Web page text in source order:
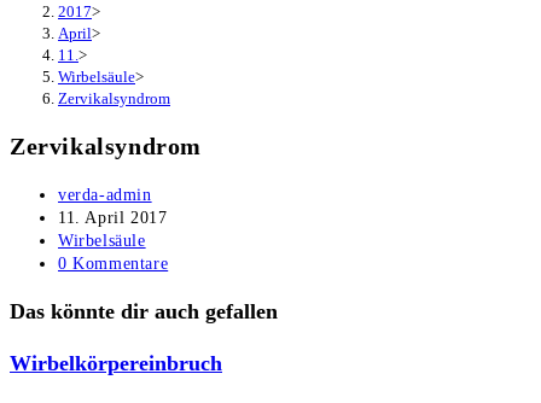
2017>
April>
11. >
Wirbelsäule>
Zervikalsyndrom
Zervikalsyndrom
Beitrags-
Autor:
verda-admin
Beitrag
veröffentlicht:
11. April 2017
Beitrags-
Kategorie:
Wirbelsäule
Beitrags-
0 Kommentare
Das könnte dir auch gefallen
Wirbelkörpereinbruch